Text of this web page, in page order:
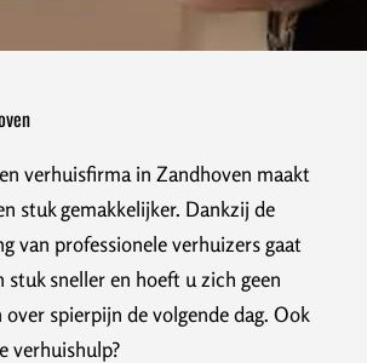
verhuisfirma in Zandhoven maakt
stuk gemakkelijker. Dankzij de
van professionele verhuizers gaat
stuk sneller en hoeft u zich geen
spierpijn de volgende dag. Ook
verhuishulp?